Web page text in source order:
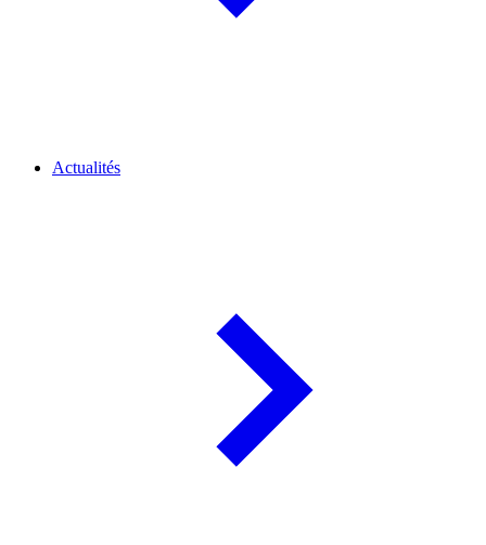
Actualités